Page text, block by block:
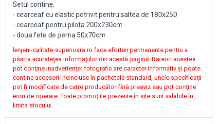
Setul contine:
- cearceaf cu elastic potrivit pentru saltea de 180x250
- cearceaf pentru pilota 200x230cm
- doua fete de perna 50x70cm
lenjerii-calitate-superioara.ro face eforturi permanente pentru a
păstra acurateţea informaţiilor din acestă pagină. Rareori acestea
pot conţine inadvertenţe: fotografia are caracter informativ şi poate
conţine accesorii neincluse în pachetele standard, unele specificaţii
pot fi modificate de catre producător fără preaviz sau pot conţine
erori de operare. Toate promoţiile prezente în site sunt valabile în
limita stocului.